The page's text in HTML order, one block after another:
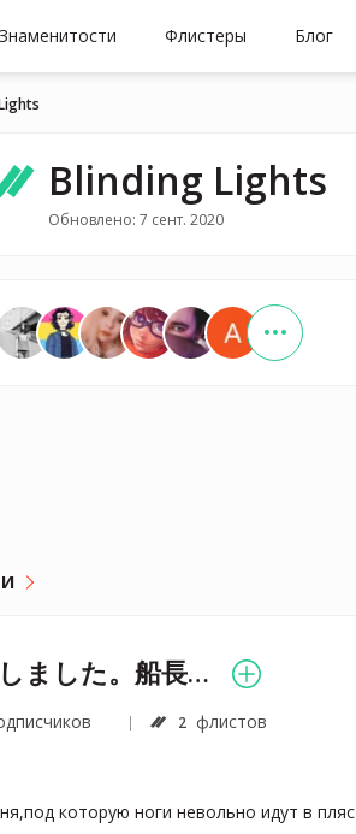
Знаменитости Флистеры Блог
Blinding Lights
Обновлено: 7 сент. 2020
失敗しました。船長は 失敗しました。船長は
2 флистов
которую ноги невольно идут в пляс